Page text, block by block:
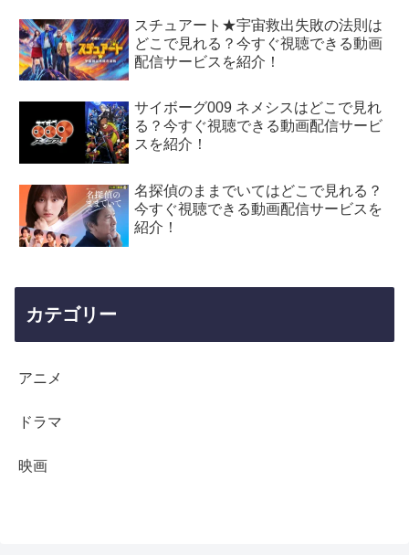
スチュアート★宇宙救出失敗の法則は
どこで見れる？今すぐ視聴できる動画
配信サービスを紹介！
サイボーグ009 ネメシスはどこで見れ
る？今すぐ視聴できる動画配信サービ
スを紹介！
名探偵のままでいてはどこで見れる？
今すぐ視聴できる動画配信サービスを
紹介！
カテゴリー
アニメ
ドラマ
映画